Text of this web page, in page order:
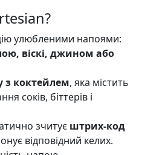
улюбленими напоями:
віскі, джином або
з коктейлем, яка містить
соків, біттерів і
зчитує штрих-код
відповідний келих.